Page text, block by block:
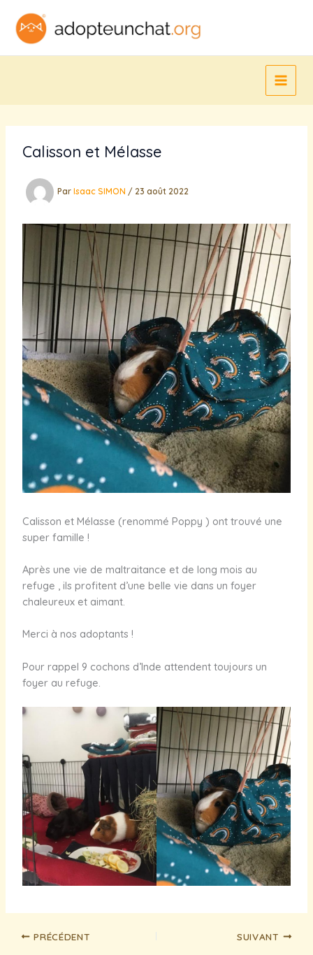
contenu
Calisson et Mélasse
Par Isaac SIMON / 23 août 2022
Calisson et Mélasse (renommé Poppy ) ont trouvé une
super famille !
Après une vie de maltraitance et de long mois au
refuge , ils profitent d’une belle vie dans un foyer
chaleureux et aimant.
Merci à nos adoptants !
Pour rappel 9 cochons d’Inde attendent toujours un
foyer au refuge.
PRÉCÉDENT SUIVANT